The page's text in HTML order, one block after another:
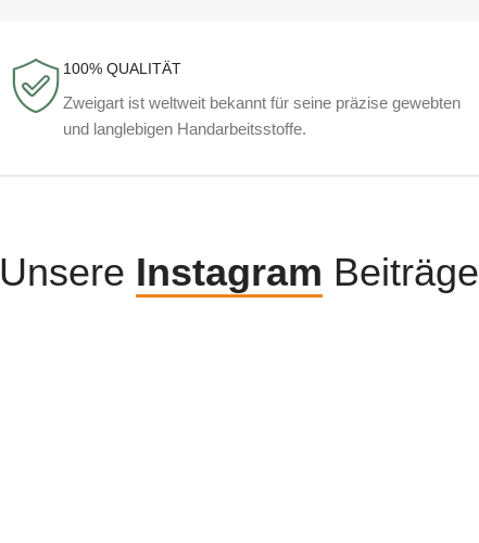
100% QUALITÄT
Zweigart ist weltweit bekannt für seine präzise gewebten
und langlebigen Handarbeitsstoffe.
Unsere Instagram Beiträge